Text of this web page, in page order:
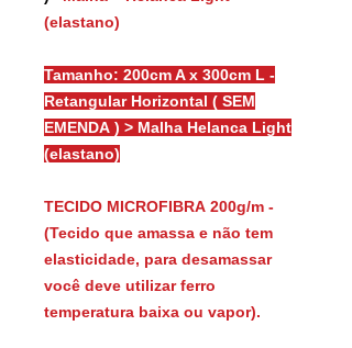
(elastano)
Tamanho: 200cm A x 300cm L -
Retangular Horizontal ( SEM
EMENDA ) > Malha Helanca Light
(elastano)
TECIDO MICROFIBRA 200g/m -
(Tecido que amassa e não tem
elasticidade, para desamassar
você deve utilizar ferro
temperatura baixa ou vapor).